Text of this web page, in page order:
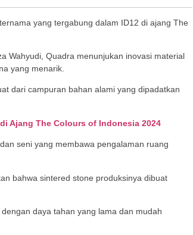
yang tergabung dalam ID12 di ajang The
Wahyudi, Quadra menunjukan inovasi material
yang menarik.
dari campuran bahan alami yang dipadatkan
Ajang The Colours of Indonesia 2024
seni yang membawa pengalaman ruang
bahwa sintered stone produksinya dibuat
daya tahan yang lama dan mudah